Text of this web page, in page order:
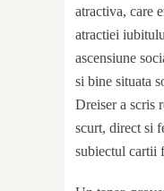
atractiva, care
atractiei
ascensiune
si bine situata
Dreiser a scris
scurt, direct si
subiectul cartii